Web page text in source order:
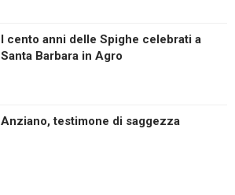
I cento anni delle Spighe celebrati a
Santa Barbara in Agro
Anziano, testimone di saggezza